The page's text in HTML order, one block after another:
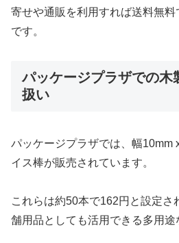
寄せや通販を利用すれば送料無
です。
パッケージプラザでの木
扱い
パッケージプラザでは、幅10mm
イス棒が販売されています。
これらは約50本で162円と設定さ
舗用品としても活用できる多用途